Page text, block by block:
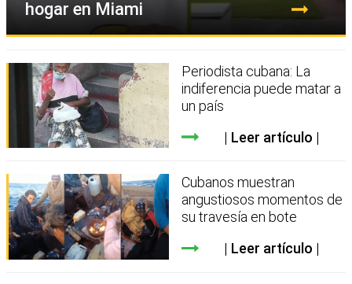
hogar en Miami
Periodista cubana: La
indiferencia puede matar a
un país
Leer artículo
Cubanos muestran
angustiosos momentos de
su travesía en bote
Leer artículo